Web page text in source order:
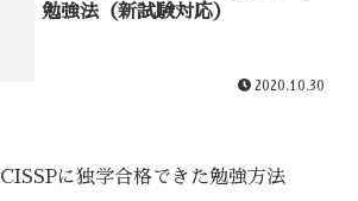
勉強法（新試験対応）
2020.10.30
CISSPに独学合格できた勉強方法